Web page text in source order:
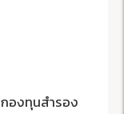
กองทุนสำรอง